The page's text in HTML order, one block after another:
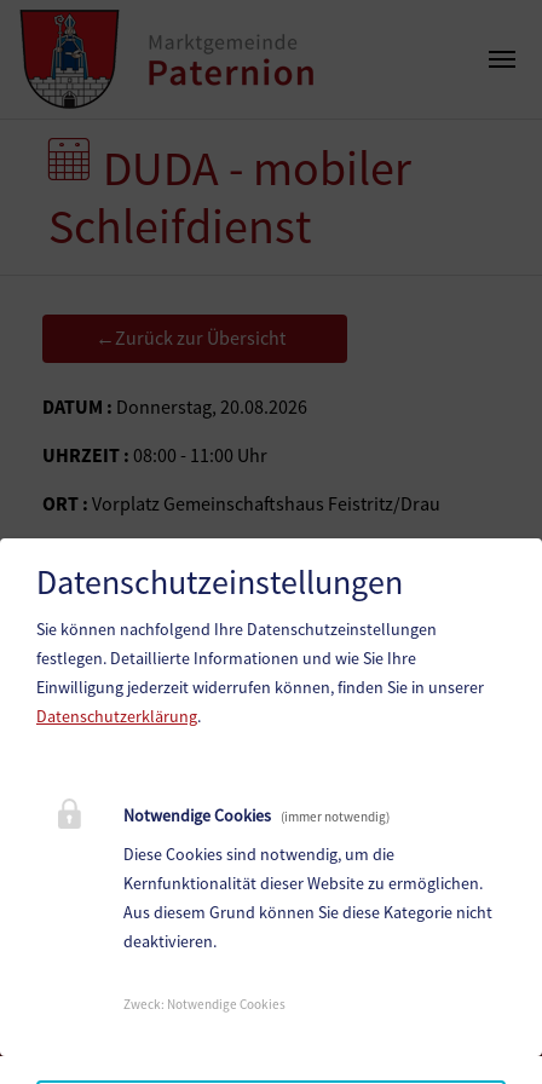
DUDA - mobiler
Schleifdienst
← Zurück zur Übersicht
DATUM : Donnerstag, 20.08.2026
UHRZEIT : 08:00 - 11:00 Uhr
ORT : Vorplatz Gemeinschaftshaus Feistritz/Drau
Hauptstraße 83, 9711 Paternion
Telefon:+43 (4245) 28 88 0
Fax: +43 (4245) 28 88 - 40
E-Mail:paternion@ktn.gde.at
Parteienverkehr:
Datenschutzeinstellungen
Sie können nachfolgend Ihre Datenschutzeinstellungen
festlegen. Detaillierte Informationen und wie Sie Ihre
Einwilligung jederzeit widerrufen können, finden Sie in unserer
Datenschutzerklärung.
Notwendige Cookies (immer notwendig)
Diese Cookies sind notwendig, um die
Kernfunktionalität dieser Website zu ermöglichen.
Aus diesem Grund können Sie diese Kategorie nicht
deaktivieren.
Zweck: Notwendige Cookies